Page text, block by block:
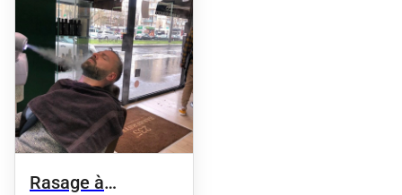
Rasage à